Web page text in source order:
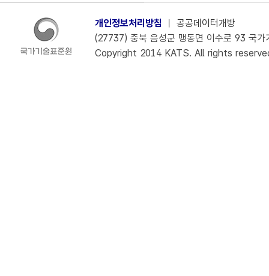
개인정보처리방침 ㅣ 공공데이터개방
(27737) 충북 음성군 맹동면 이수로 93 국
Copyright 2014 KATS. All rights